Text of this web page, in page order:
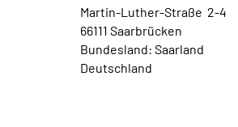
Martin-Luther-Straße 2-4
66111 Saarbrücken
Bundesland: Saarland
Deutschland